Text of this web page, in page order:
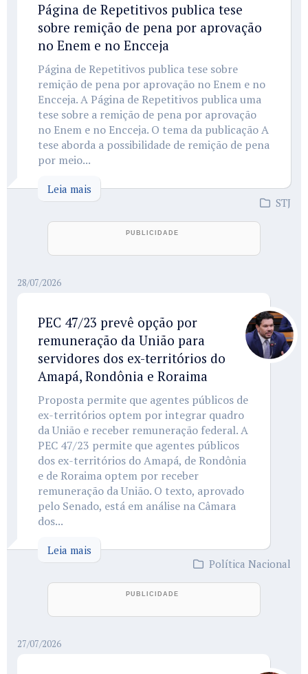
Página de Repetitivos publica tese
sobre remição de pena por aprovação
no Enem e no Encceja
Página de Repetitivos publica tese sobre
remição de pena por aprovação no Enem e no
Encceja. A Página de Repetitivos publica uma
tese sobre a remição de pena por aprovação
no Enem e no Encceja. O tema da publicação A
tese aborda a possibilidade de remição de pena
por meio...
Leia mais
STJ
28/07/2026
PEC 47/23 prevê opção por
remuneração da União para
servidores dos ex-territórios do
Amapá, Rondônia e Roraima
Proposta permite que agentes públicos de
ex-territórios optem por integrar quadro
da União e receber remuneração federal. A
PEC 47/23 permite que agentes públicos
dos ex-territórios do Amapá, de Rondônia
e de Roraima optem por receber
remuneração da União. O texto, aprovado
pelo Senado, está em análise na Câmara
dos...
Leia mais
Política Nacional
27/07/2026